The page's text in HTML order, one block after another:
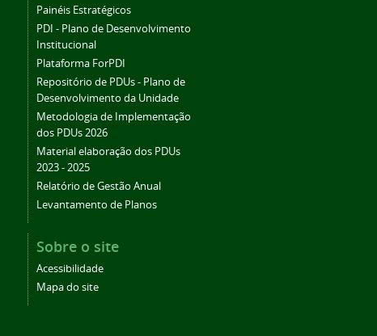
Painéis Estratégicos
PDI - Plano de Desenvolvimento
Institucional
Plataforma ForPDI
Repositório de PDUs - Plano de
Desenvolvimento da Unidade
Metodologia de Implementação
dos PDUs 2026
Material elaboração dos PDUs
2023 - 2025
Relatório de Gestão Anual
Levantamento de Planos
Sobre o site
Acessibilidade
Mapa do site